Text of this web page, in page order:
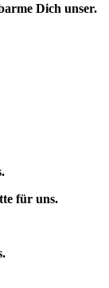
Dich unser.
für uns.